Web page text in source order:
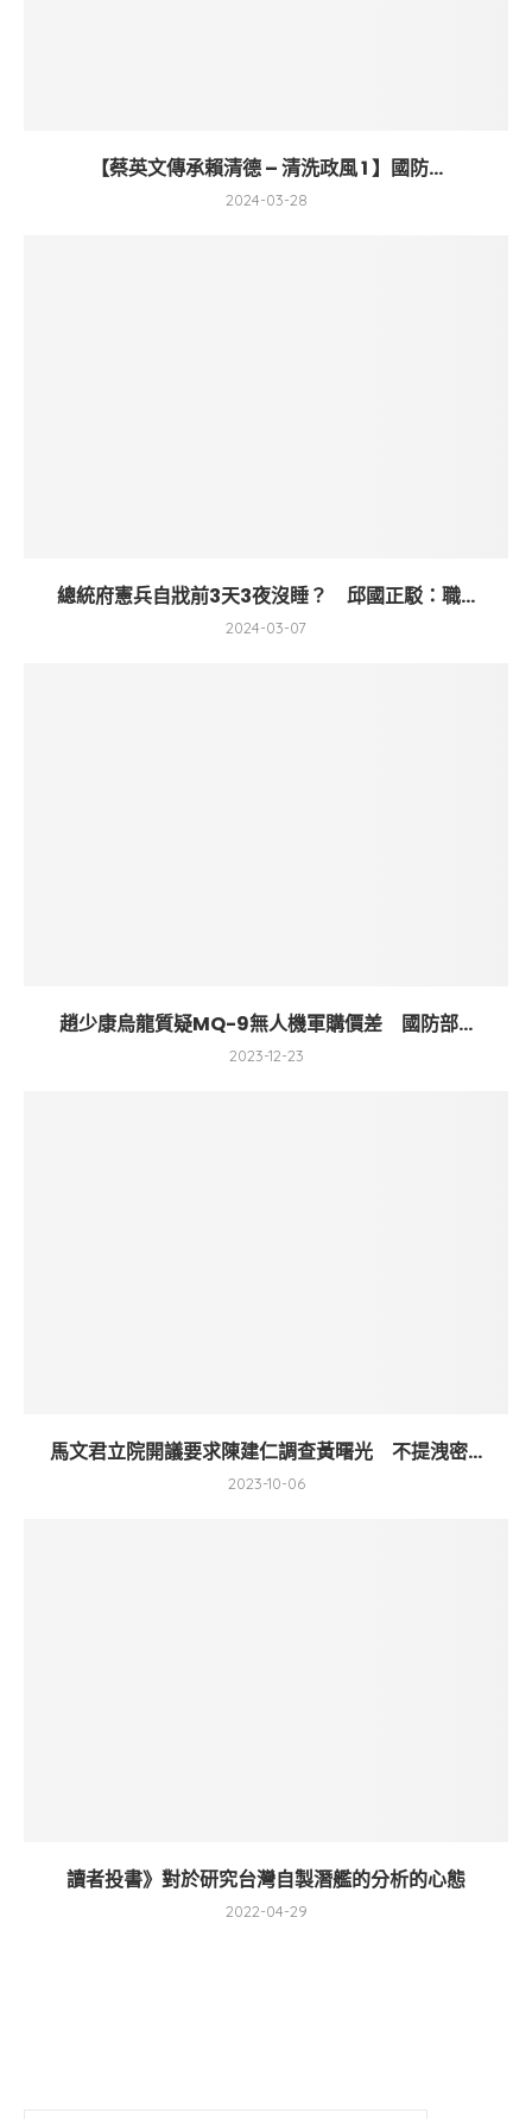
【蔡英文傳承賴清德 – 清洗政風 1 】國防...
2024-03-28
總統府憲兵自戕前3天3夜沒睡？ 邱國正駁：職...
2024-03-07
趙少康烏龍質疑MQ-9無人機軍購價差 國防部...
2023-12-23
馬文君立院開議要求陳建仁調查黃曙光 不提洩密...
2023-10-06
讀者投書》對於研究台灣自製潛艦的分析的心態
2022-04-29